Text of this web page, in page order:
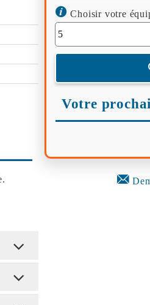
Choisir votre
Votre